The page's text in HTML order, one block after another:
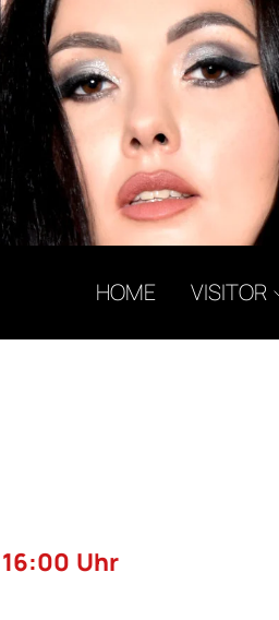
HOME VISITOR
Uhr